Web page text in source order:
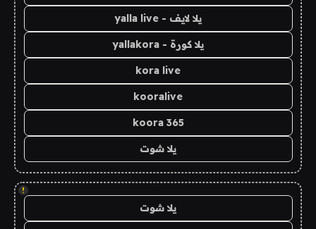
يلا لايف - yalla live
يلا كورة - yallakora
kora live
kooralive
koora 365
يلا شوت
!
يلا شوت